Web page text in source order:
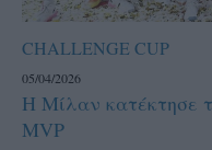
CHALLENGE CUP
05/04/2026
Η Μίλαν κατέκτησε
MVP